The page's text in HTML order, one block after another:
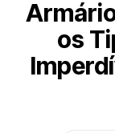
os